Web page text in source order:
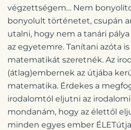
végzettségem… Nem
bonyolult történetet, csupán
utalni, hogy nem a tanári
az egyetemre. Tanítani azóta
matematikát szeretnék. Az
(átlag)embernek az útjába
matematika. Érdekes a
irodalomtól eljutni az
mondanám, hogy az élettől
minden egyes ember